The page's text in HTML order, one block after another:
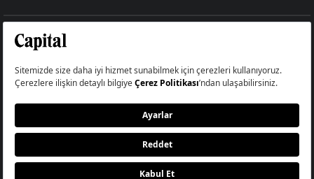
Big Medya Teknoloji A.Ş.
Üsküdar İstanbul Turkey
Abonelik